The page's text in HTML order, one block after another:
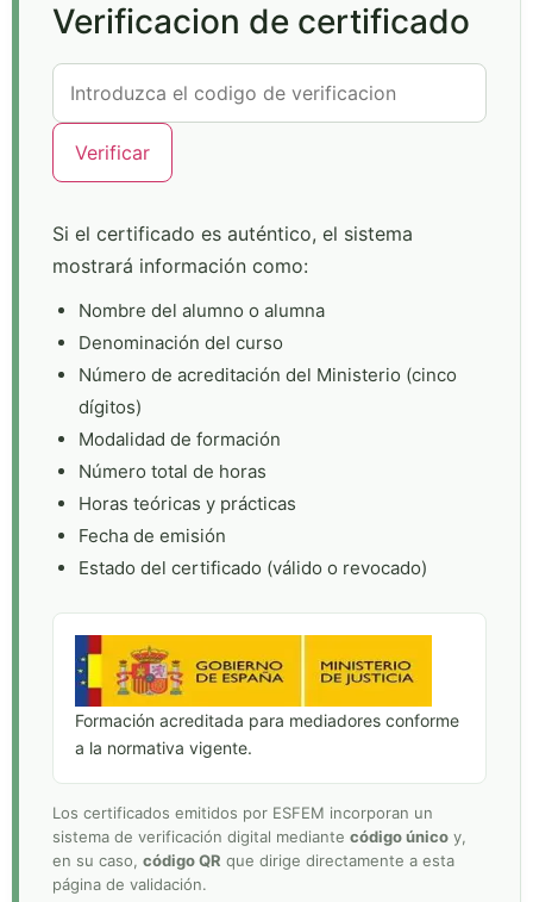
Verificacion de certificado
Verificar
Si el certificado es auténtico, el sistema
mostrará información como:
Nombre del alumno o alumna
Denominación del curso
Número de acreditación del Ministerio (cinco
dígitos)
Modalidad de formación
Número total de horas
Horas teóricas y prácticas
Fecha de emisión
Estado del certificado (válido o revocado)
Formación acreditada para mediadores conforme
a la normativa vigente.
Los certificados emitidos por ESFEM incorporan un
sistema de verificación digital mediante código único y,
en su caso, código QR que dirige directamente a esta
página de validación.